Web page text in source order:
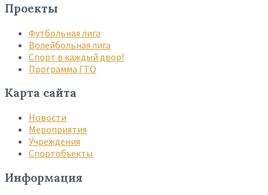
Проекты
Футбольная лига
Волейбольная лига
Спорт в каждый двор!
Программа ГТО
Карта сайта
Новости
Мероприятия
Учреждения
Спортобъекты
Информация